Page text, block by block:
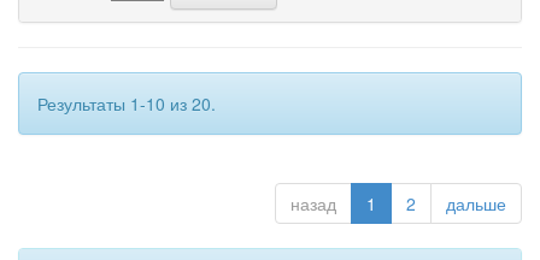
Результаты 1-10 из 20.
назад 1 2 дальше